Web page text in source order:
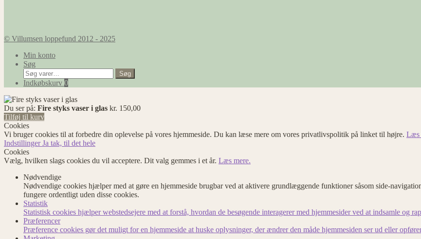
© Villumsen loppefund 2012 - 2025
Min konto
Søg
Søg
efter:
Søg
Indkøbskurv 0
Du ser på: Fire styks vaser i glas kr. 150,00
Tilføj til kurv
Cookies
Vi bruger cookies til at forbedre din oplevelse på vores hjemmeside. Du kan læse mere om vores privatlivspolitik på linket til højre. Læs
IndstillingerJa tak, til det hele
Cookies
Vælg, hvilken slags cookies du vil acceptere. Dit valg gemmes i et år. Læs mere.
Nødvendige
Nødvendige cookies hjælper med at gøre en hjemmeside brugbar ved at aktivere grundlæggende funktioner såsom side-
fungere ordentligt uden disse cookies.
Statistik
Statistisk cookies hjælper webstedsejere med at forstå, hvordan de besøgende interagerer med hjemmesider ved at indsamle og
Præferencer
Præference cookies gør det muligt for en hjemmeside at huske oplysninger, der ændrer den måde hjemmesiden ser ud eller